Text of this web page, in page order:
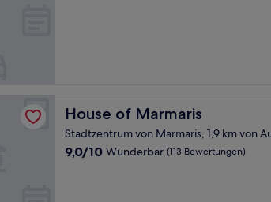
House of Marmaris
House of Marmaris
Stadtzentrum von Marmaris, 1,9 km von
9.0
9,0/10 Wunderbar (113 Bewertungen)